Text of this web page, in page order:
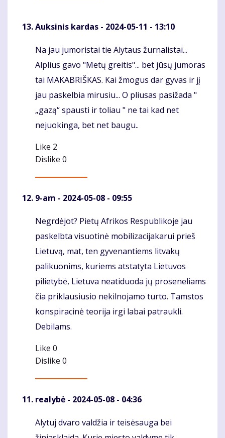
Auksinis kardas - 2024-05-11 - 13:10
Komentaras
Na jau jumoristai tie Alytaus žurnalistai...
Alplius gavo "Metų greitis"... bet jūsų jumoras
tai MAKABRIŠKAS. Kai žmogus dar gyvas ir jį
jau paskelbia mirusiu... O pliusas pasižada "
„gazą“ spausti ir toliau " ne tai kad net
nejuokinga, bet net baugu..
Like 2
Dislike 0
9-am - 2024-05-08 - 09:55
Komentaras
Negrdėjot? Pietų Afrikos Respublikoje jau
paskelbta visuotinė mobilizacijakarui prieš
Lietuvą, mat, ten gyvenantiems litvakų
palikuonims, kuriems atstatyta Lietuvos
pilietybė, Lietuva neatiduoda jų proseneliams
čia priklausiusio nekilnojamo turto. Tamstos
konspiracinė teorija irgi labai patraukli.
Debilams.
Like 0
Dislike 0
realybė - 2024-05-08 - 04:36
Komentaras
Alytuj dvaro valdžia ir teisėsauga bei